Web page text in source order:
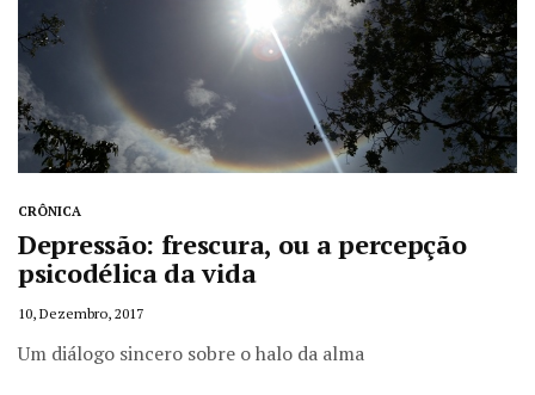
CRÔNICA
Depressão: frescura, ou a percepção
psicodélica da vida
10, Dezembro, 2017
Um diálogo sincero sobre o halo da alma